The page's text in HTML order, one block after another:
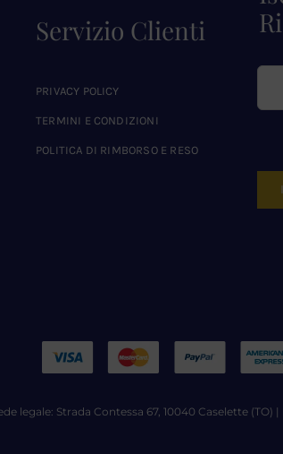
Servizio Clienti
PRIVACY POLICY
TERMINI E CONDIZIONI
POLITICA DI RIMBORSO E RESO
legale: Strada Contessa 67, 10040 Caselette